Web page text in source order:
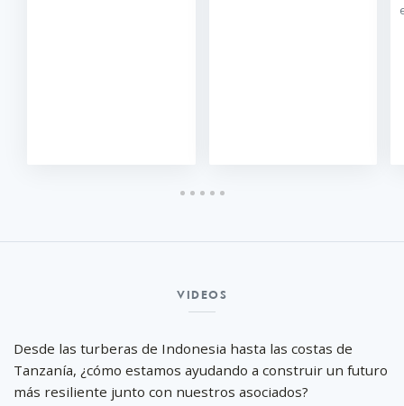
Videos
VIDEOS
Desde las turberas de Indonesia hasta las costas de
Tanzanía, ¿cómo estamos ayudando a construir un futuro
más resiliente junto con nuestros asociados?